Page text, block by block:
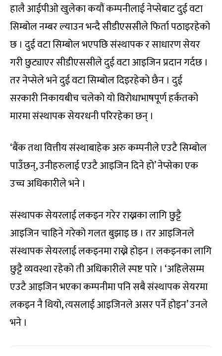
हालै आईपीओ खुलेका कयौं कम्पनीलाई नेप्सेबाट दुई वटा
सिम्बोल नम्बर ल्याउन भन्दै सीडीएससीले फिर्ता पठाइरहेको
छ । दुई वटा सिम्बोल भएपछि संस्थापक र साधारण सेयर
गरी छुट्याएर सीडीएससीले दुई वटा आइजिन प्रदान गर्दछ ।
तर नेप्सेले भने दुई वटा सिम्बोल दिइरहेको छैन । दुई
सरकारी निकायबीच चलेको यो विरोधाभाषपूर्ण हर्कतको
मारमा संस्थापक सेयरधनी परिरहेका छन् ।
‘बैंक तथा वित्तीय संस्थाबाहेक अरु कम्पनीले एउटै सिम्बोल
पाउँछन्, उनीहरुलाई एउटै आइजिन दिने हो’ नेप्सेका एक
उच्च अधिकारीले भने ।
संस्थापक सेयरलाई लकइन गरेर राख्नका लागि छुट्टै
आइजिन चाहिने गरेको गलत बुझाइ छ । तर आइजिनले
संस्थापक सेयरलाई लकइनमा राख्ने होइन । लकइनका लागि
छुट्टै व्यवस्था रहेको ती अधिकारीले स्पष्ट पारे । ‘अहिलेसम्म
एउटै आइजिन भएका कम्पनीमा पनि सबै संस्थापक सेयरमा
लकइन नै थियो, त्यसलाई आइजिनले असर पर्ने होइन’ उनले
भने ।